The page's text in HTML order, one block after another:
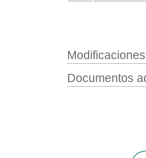
Modificaciones
Documentos